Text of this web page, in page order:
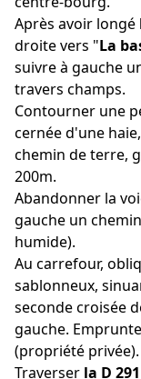
Après avoir longé
droite vers "La
suivre à gauche
travers champs.
Contourner une
cernée d'une
chemin de terre,
200m.
Abandonner la
gauche un
humide).
Au carrefour,
sablonneux,
seconde croisée
gauche.
(propriété privée).
Traverser la D 291